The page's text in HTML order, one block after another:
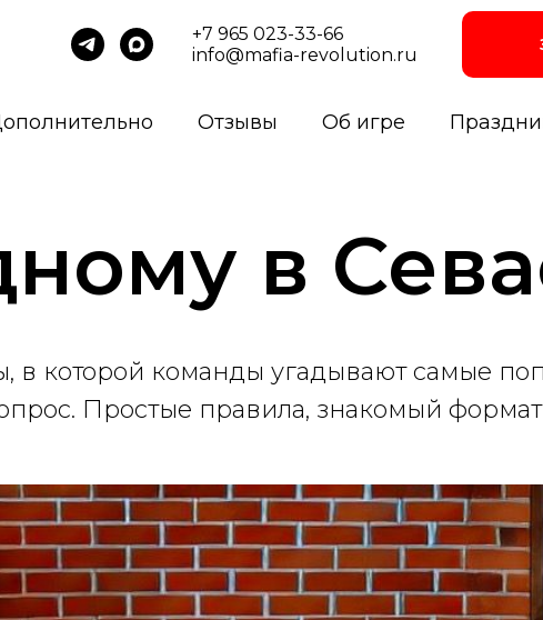
+7 965 023-33-66
info@mafia-revolution.ru
Отзывы Об игре
в
в которой команды угадывают самые
Простые правила, знакомый